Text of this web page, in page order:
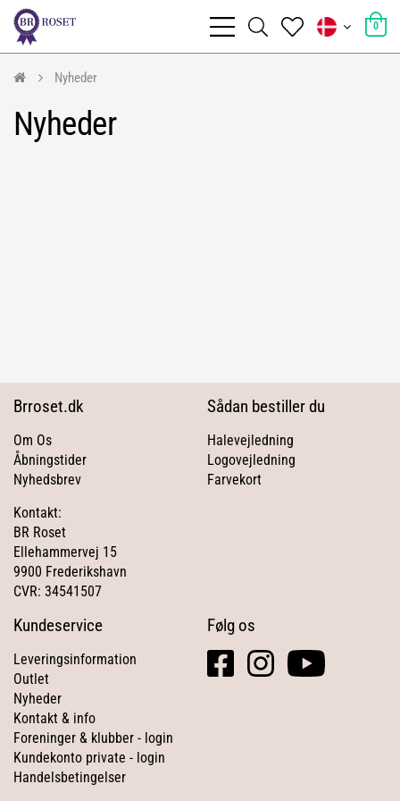
0
Nyheder
Nyheder
Brroset.dk
Om Os
Åbningstider
Nyhedsbrev
Kontakt:
BR Roset
Ellehammervej 15
9900 Frederikshavn
CVR: 34541507
Sådan bestiller du
Halevejledning
Logovejledning
Farvekort
Kundeservice
Leveringsinformation
Outlet
Nyheder
Kontakt & info
Foreninger & klubber - login
Kundekonto private - login
Handelsbetingelser
Følg os
facebook
square
instagramyoutube